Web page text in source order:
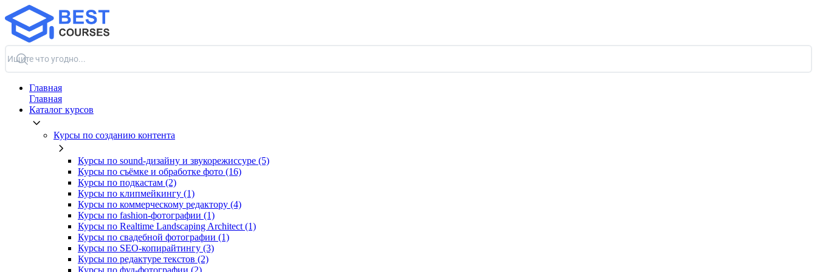
Главная
Главная
Каталог курсов
Курсы по созданию контента
Курсы по sound-дизайну и звукорежиссуре (5)
Курсы по съёмке и обработке фото (16)
Курсы по подкастам (2)
Курсы по клипмейкингу (1)
Курсы по коммерческому редактору (4)
Курсы по fashion-фотографии (1)
Курсы по Realtime Landscaping Architect (1)
Курсы по свадебной фотографии (1)
Курсы по SEO-копирайтингу (3)
Курсы по редактуре текстов (2)